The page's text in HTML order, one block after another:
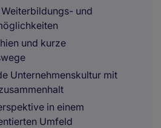
und
und kurze
Unternehmenskultur mit
in einem
Umfeld